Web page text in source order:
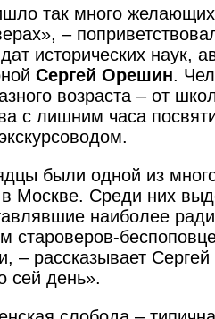
так много желающих
–
исторических наук,
Сергей Орешин.
возраста – от
с лишним часа
были одной из
Москве. Среди них
наиболее
староверов-
– рассказывает
сей день».